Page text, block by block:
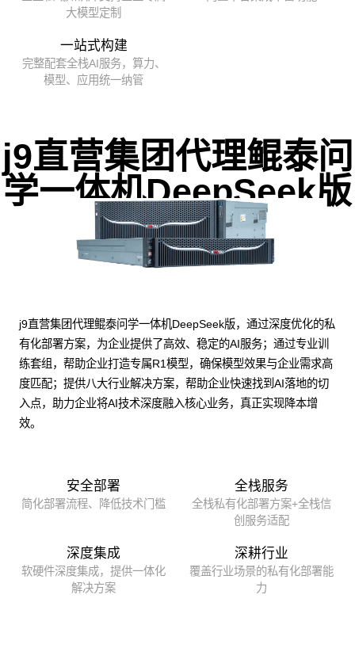
大模型定制
一站式构建
完整配套全栈AI服务，算力、
模型、应用统一纳管
j9直营集团代理鲲泰问
学一体机DeepSeek版
j9直营集团代理鲲泰问学一体机DeepSeek版，通过深度优化的私
有化部署方案，为企业提供了高效、稳定的AI服务；通过专业训
练套组，帮助企业打造专属R1模型，确保模型效果与企业需求高
度匹配；提供八大行业解决方案，帮助企业快速找到AI落地的切
入点，助力企业将AI技术深度融入核心业务，真正实现降本增
效。
安全部署
简化部署流程、降低技术门槛
全栈服务
全栈私有化部署方案+全栈信
创服务适配
深度集成
软硬件深度集成，提供一体化
解决方案
深耕行业
覆盖行业场景的私有化部署能
力